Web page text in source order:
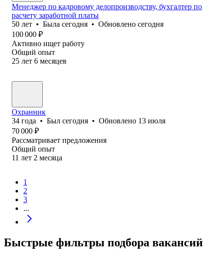
Менеджер по кадровому делопроизводству, бухгалтер по
расчету заработной платы
50 лет • Была сегодня • Обновлено сегодня
100 000 ₽
Активно ищет работу
Общий опыт
25 лет 6 месяцев
Охранник
34 года • Был сегодня • Обновлено 13 июля
70 000 ₽
Рассматривает предложения
Общий опыт
11 лет 2 месяца
1
2
3
...
Быстрые фильтры подбора вакансий